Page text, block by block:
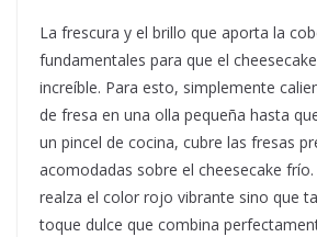
La frescura y el brillo que aporta la
fundamentales para que el
increíble. Para esto, simplemente
de fresa en una olla pequeña hasta
un pincel de cocina, cubre las fresas
acomodadas sobre el cheesecake
realza el color rojo vibrante sino que
toque dulce que combina